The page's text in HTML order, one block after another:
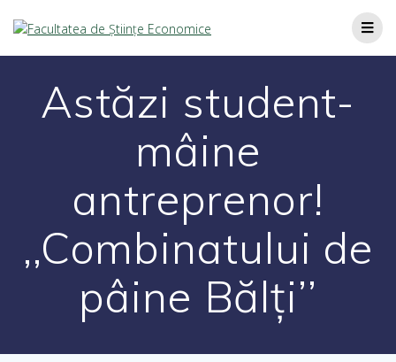
Astăzi student-
mâine
antreprenor!
,,Combinatului de
pâine Bălți’’